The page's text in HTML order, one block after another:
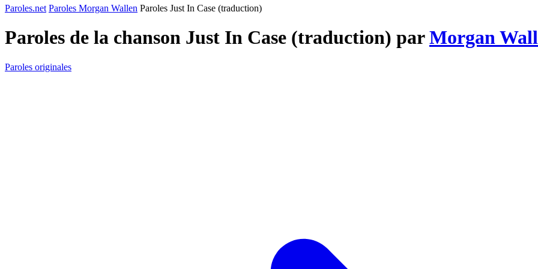
Paroles.net Paroles Morgan Wallen Paroles Just In Case (traduction)
Paroles de la chanson Just In Case (traduction) parMorgan
Paroles originales